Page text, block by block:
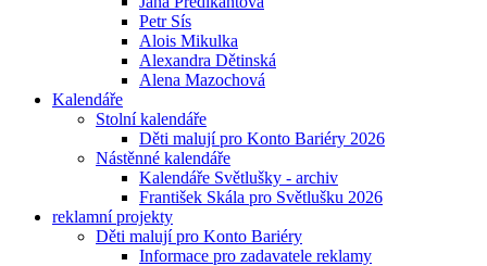
Petr Sís
Alois Mikulka
Alexandra Dětinská
Alena Mazochová
Kalendáře
Stolní kalendáře
Děti malují pro Konto Bariéry 2026
Nástěnné kalendáře
Kalendáře Světlušky - archiv
František Skála pro Světlušku 2026
reklamní projekty
Děti malují pro Konto Bariéry
Informace pro zadavatele reklamy